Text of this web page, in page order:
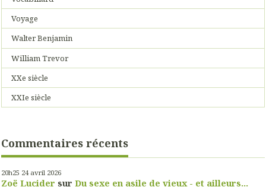
Voyage
Walter Benjamin
William Trevor
XXe siècle
XXIe siècle
Commentaires récents
20h25 24 avril 2026
Zoë Lucider sur Du sexe en asile de vieux - et ailleurs...